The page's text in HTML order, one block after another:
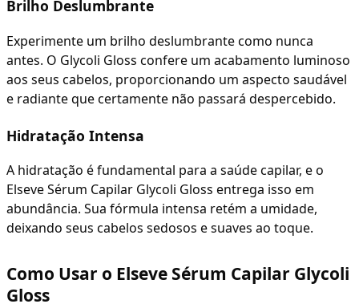
Brilho Deslumbrante
Experimente um brilho deslumbrante como nunca
antes. O Glycoli Gloss confere um acabamento luminoso
aos seus cabelos, proporcionando um aspecto saudável
e radiante que certamente não passará despercebido.
Hidratação Intensa
A hidratação é fundamental para a saúde capilar, e o
Elseve Sérum Capilar Glycoli Gloss entrega isso em
abundância. Sua fórmula intensa retém a umidade,
deixando seus cabelos sedosos e suaves ao toque.
Como Usar o Elseve Sérum Capilar Glycoli
Gloss